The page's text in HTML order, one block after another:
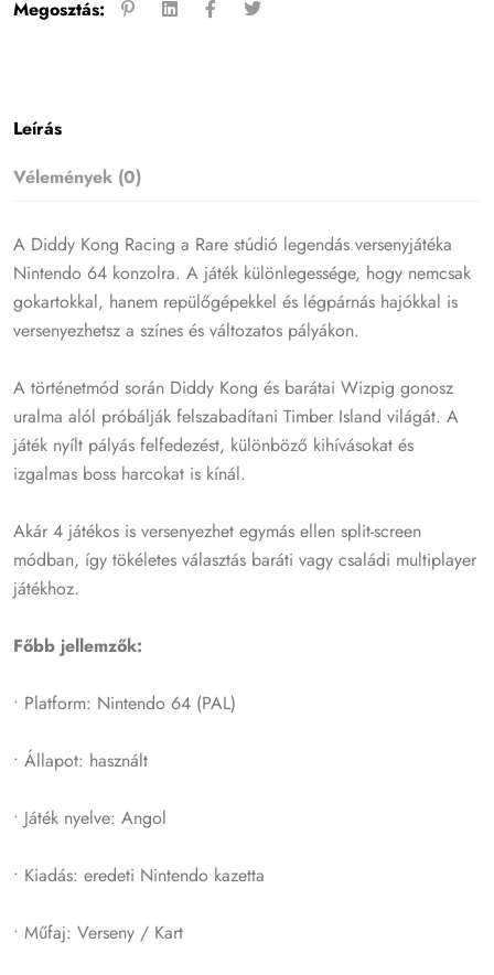
Megosztás:
Leírás
Vélemények (0)
A Diddy Kong Racing a Rare stúdió legendás versenyjátéka
Nintendo 64 konzolra. A játék különlegessége, hogy nemcsak
gokartokkal, hanem repülőgépekkel és légpárnás hajókkal is
versenyezhetsz a színes és változatos pályákon.
A történetmód során Diddy Kong és barátai Wizpig gonosz
uralma alól próbálják felszabadítani Timber Island világát. A
játék nyílt pályás felfedezést, különböző kihívásokat és
izgalmas boss harcokat is kínál.
Akár 4 játékos is versenyezhet egymás ellen split-screen
módban, így tökéletes választás baráti vagy családi multiplayer
játékhoz.
Főbb jellemzők:
• Platform: Nintendo 64 (PAL)
• Állapot: használt
• Játék nyelve: Angol
• Kiadás: eredeti Nintendo kazetta
• Műfaj: Verseny / Kart